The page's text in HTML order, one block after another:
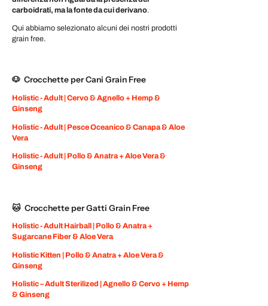
carboidrati, ma la fonte da cui derivano.
Qui abbiamo selezionato alcuni dei nostri prodotti
grain free.
🐶 Crocchette per Cani Grain Free
Holistic - Adult | Cervo & Agnello + Hemp &
Ginseng
Holistic - Adult | Pesce Oceanico & Canapa & Aloe
Vera
Holistic - Adult | Pollo & Anatra + Aloe Vera &
Ginseng
🐱 Crocchette per Gatti Grain Free
Holistic - Adult Hairball | Pollo & Anatra +
Sugarcane Fiber & Aloe Vera
Holistic Kitten | Pollo & Anatra + Aloe Vera &
Ginseng
Holistic – Adult Sterilized | Agnello & Cervo + Hemp
& Ginseng